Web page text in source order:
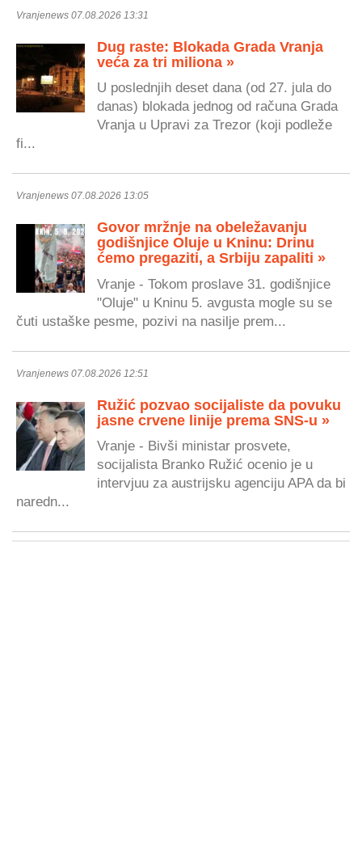
Vranjenews 07.08.2026 13:31
Dug raste: Blokada Grada Vranja
veća za tri miliona »
U poslednjih deset dana (od 27. jula do
danas) blokada jednog od računa Grada
Vranja u Upravi za Trezor (koji podleže
fi...
Vranjenews 07.08.2026 13:05
Govor mržnje na obeležavanju
godišnjice Oluje u Kninu: Drinu
ćemo pregaziti, a Srbiju zapaliti »
Vranje - Tokom proslave 31. godišnjice
"Oluje" u Kninu 5. avgusta mogle su se
čuti ustaške pesme, pozivi na nasilje prem...
Vranjenews 07.08.2026 12:51
Ružić pozvao socijaliste da povuku
jasne crvene linije prema SNS-u »
Vranje - Bivši ministar prosvete,
socijalista Branko Ružić ocenio je u
intervjuu za austrijsku agenciju APA da bi
naredn...